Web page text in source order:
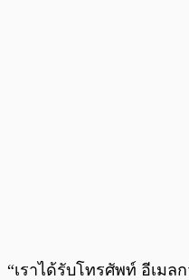
“เราได้รับโทรศัพท์ อีเมล